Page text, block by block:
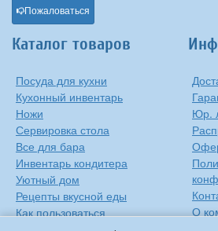
Пожаловаться
Каталог товаров
Посуда для кухни
Кухонный инвентарь
Ножи
Сервировка стола
Все для бара
Инвентарь кондитера
Уютный дом
Рецепты вкусной еды
Как пользоваться
Юр.
О